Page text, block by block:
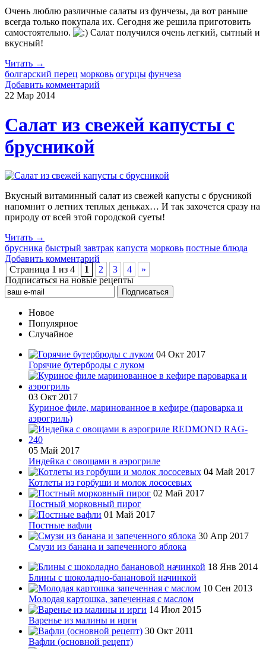
Очень люблю различные салаты из фунчезы, да вот раньше
всегда только покупала их. Сегодня же решила приготовить
самостоятельно.
Салат получился очень легкий, сытный и
вкусный!
Читать →
болгарский перец морковь огурцы фунчеза
Добавить комментарий
22 Мар 2014
Салат из свежей капусты с
брусникой
Вкусный витаминный салат из свежей капусты с брусникой
напомнит о летних теплых деньках… И так захочется сразу на
природу от всей этой городской суеты!
Читать →
брусника быстрый завтрак капуста морковь постные блюда
Добавить комментарий
Страница 1 из 4
1 2 3 4
»
Подписаться на новые рецепты
Новое
Популярное
Случайное
04 Окт 2017
Горячие бутерброды с луком
03 Окт 2017
Куриное филе, маринованное в кефире (пароварка и
аэрогриль)
05 Май 2017
Индейка с овощами в аэрогриле
04 Май 2017
Котлеты из горбуши и молок лососевых
02 Май 2017
Постный морковный пирог
01 Май 2017
Постные вафли
30 Апр 2017
Смузи из банана и запеченного яблока
18 Янв 2014
Блины с шоколадно-банановой начинкой
10 Сен 2013
Молодая картошка, запеченная с маслом
14 Июл 2015
Варенье из малины и ирги
30 Окт 2011
Вафли (основной рецепт)